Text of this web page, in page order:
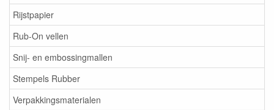
Rijstpapier
Rub-On vellen
Snij- en embossingmallen
Stempels Rubber
Verpakkingsmaterialen